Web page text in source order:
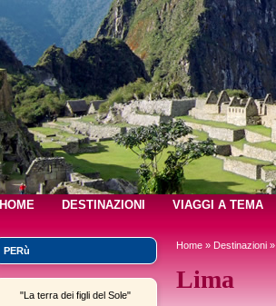
HOME DESTINAZIONI VIAGGI A TEMA
PERù
"La terra dei figli del Sole"
Home» Destinazioni»
Lima